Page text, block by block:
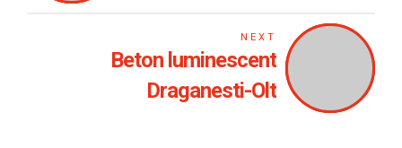
NEXT
Beton luminescent
Draganesti-Olt